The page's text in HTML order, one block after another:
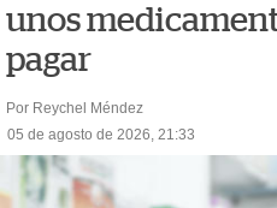
unos
pagar
Por Reychel Méndez
05 de agosto de 2026, 21:33